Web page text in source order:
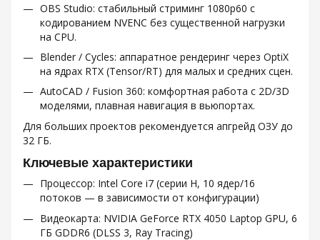
OBS Studio: стабильный стриминг 1080p60 с
кодированием NVENC без существенной нагрузки
на CPU.
Blender / Cycles: аппаратное рендеринг через OptiX
на ядрах RTX (Tensor/RT) для малых и средних сцен.
AutoCAD / Fusion 360: комфортная работа с 2D/3D
моделями, плавная навигация в вьюпортах.
Для больших проектов рекомендуется апгрейд ОЗУ до
32 ГБ.
Ключевые характеристики
Процессор: Intel Core i7 (серии H, 10 ядер/16
потоков — в зависимости от конфигурации)
Видеокарта: NVIDIA GeForce RTX 4050 Laptop GPU, 6
ГБ GDDR6 (DLSS 3, Ray Tracing)